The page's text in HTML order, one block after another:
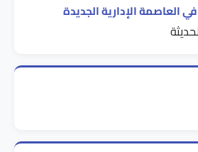
العاصمة الإدارية الجديدة